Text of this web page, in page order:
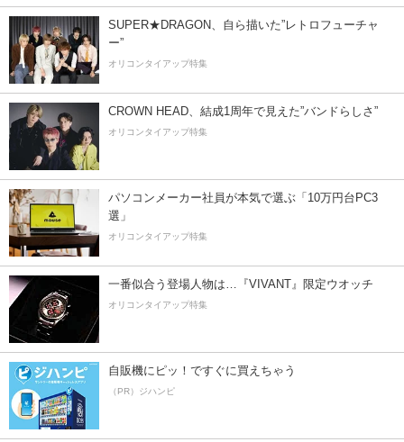
SUPER★DRAGON、自ら描いた”レトロフューチャ
ー”
オリコンタイアップ特集
CROWN HEAD、結成1周年で見えた”バンドらしさ”
オリコンタイアップ特集
パソコンメーカー社員が本気で選ぶ「10万円台PC3
選」
オリコンタイアップ特集
一番似合う登場人物は…『VIVANT』限定ウオッチ
オリコンタイアップ特集
自販機にピッ！ですぐに買えちゃう
（PR）ジハンピ